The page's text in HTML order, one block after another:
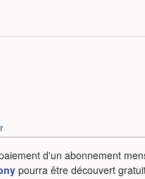
d'un abonnement
pourra être découvert